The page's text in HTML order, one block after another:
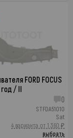
FORD FOCUS
/ II
0
STFDA51010
Sat
4 варианта от 1 360 ₽
выбрать